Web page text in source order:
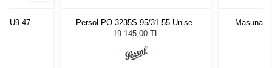
U9 47
Persol PO 3235S 95/31 55 Unisex
Güneş Gözlüğü
19.145,00 TL